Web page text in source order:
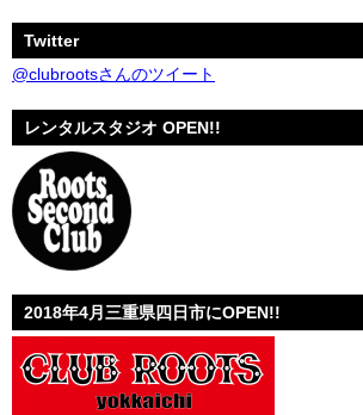
Twitter
@clubrootsさんのツイート
レンタルスタジオ OPEN!!
2018年4月三重県四日市にOPEN!!